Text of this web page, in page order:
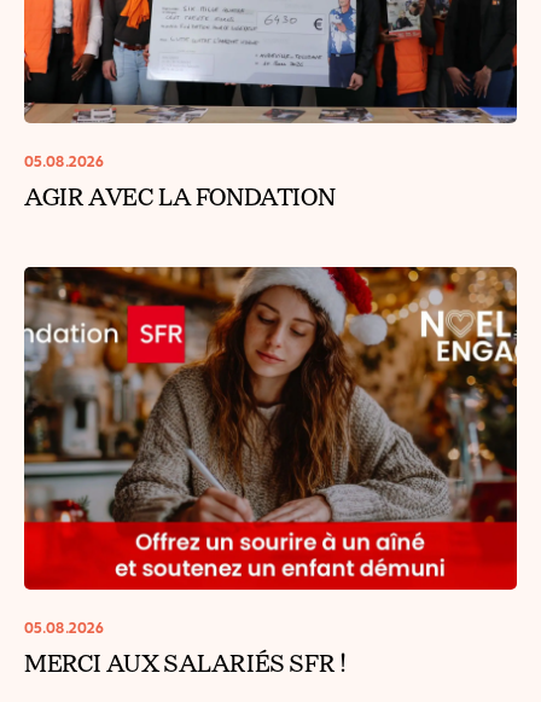
05.08.2026
AGIR AVEC LA FONDATION
05.08.2026
MERCI AUX SALARIÉS SFR !